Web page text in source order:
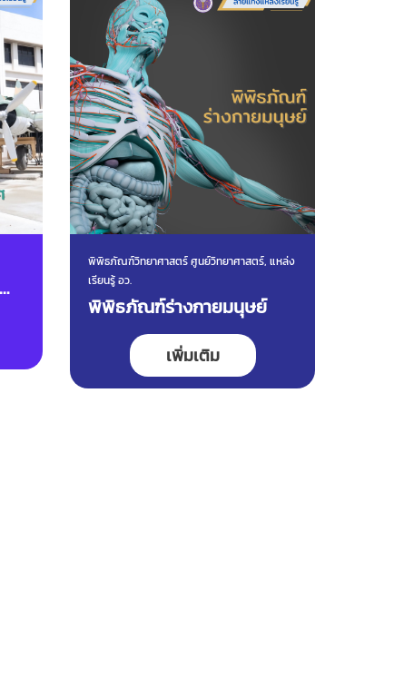
พิพิธภัณฑ์วิทยาศาสตร์ ศูนย์วิทยาศาสตร์, แหล่ง
เรียนรู้ อว.
พิพิธภัณฑ์ร่างกายมนุษย์
เพิ่มเติม